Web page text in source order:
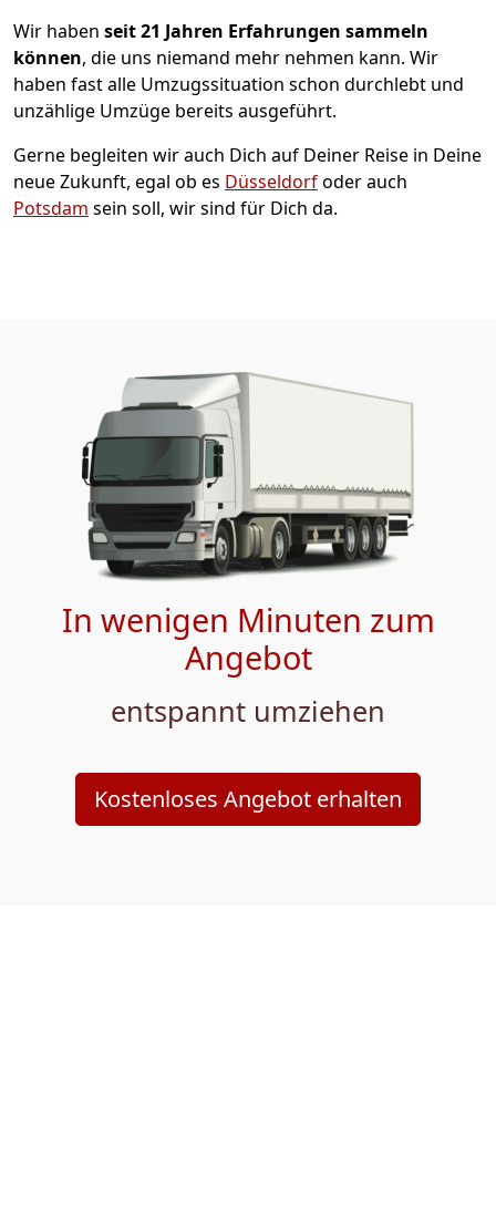
Wir haben seit21 Jahren Erfahrungen sammeln
können, die uns niemand mehr nehmen kann. Wir
haben fast alle Umzugssituation schon durchlebt und
unzählige Umzüge bereits ausgeführt.
Gerne begleiten wir auch Dich auf Deiner Reise in Deine
neue Zukunft, egal ob es Düsseldorfoder auch
Potsdam sein soll, wir sind für Dich da.
In wenigen Minuten zum
Angebot
entspannt umziehen
Kostenloses Angebot erhalten